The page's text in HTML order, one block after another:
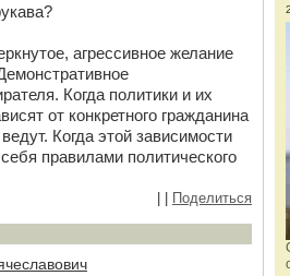
агрессивное желание
Когда политики и их
от конкретного гражданина
Когда этой зависимости
правилами политического
Поделиться